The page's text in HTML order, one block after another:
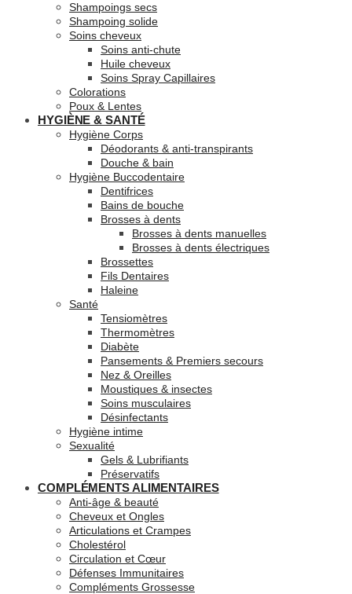
Shampoings secs
Shampoing solide
Soins cheveux
Soins anti-chute
Huile cheveux
Soins Spray Capillaires
Colorations
Poux & Lentes
HYGIÈNE & SANTÉ
Hygiène Corps
Déodorants & anti-transpirants
Douche & bain
Hygiène Buccodentaire
Dentifrices
Bains de bouche
Brosses à dents
Brosses à dents manuelles
Brosses à dents électriques
Brossettes
Fils Dentaires
Haleine
Santé
Tensiomètres
Thermomètres
Diabète
Pansements & Premiers secours
Nez & Oreilles
Moustiques & insectes
Soins musculaires
Désinfectants
Hygiène intime
Sexualité
Gels & Lubrifiants
Préservatifs
COMPLÉMENTS ALIMENTAIRES
Anti-âge & beauté
Cheveux et Ongles
Articulations et Crampes
Cholestérol
Circulation et Cœur
Défenses Immunitaires
Compléments Grossesse